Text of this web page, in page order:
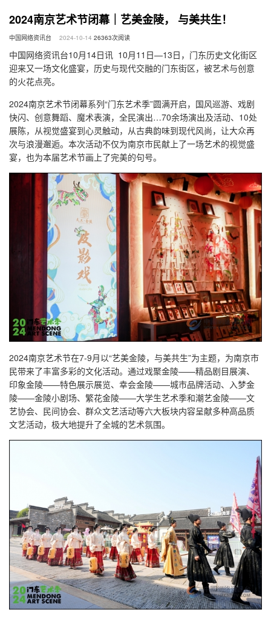
2024南京艺术节闭幕｜艺美金陵， 与美共生！
中国网络资讯台 2024-10-14 26363次阅读
中国网络资讯台10月14日讯 10月11日—13日，门东历史文化街区
迎来又一场文化盛宴，历史与现代交融的门东街区，被艺术与创意
的火花点亮。
2024南京艺术节闭幕系列“门东艺术季”圆满开启，国风巡游、戏剧
快闪、创意舞蹈、魔术表演，全民演出…70余场演出及活动、10处
展陈，从视觉盛宴到心灵触动，从古典韵味到现代风尚，让大众再
次与浪漫邂逅。本次活动不仅为南京市民献上了一场艺术的视觉盛
宴，也为本届艺术节画上了完美的句号。
2024南京艺术节在7-9月以“艺美金陵，与美共生”为主题，为南京市
民带来了丰富多彩的文化活动。通过戏聚金陵——精品剧目展演、
印象金陵——特色展示展览、幸会金陵——城市品牌活动、入梦金
陵——金陵小剧场、繁花金陵——大学生艺术季和潮艺金陵——文
艺协会、民间协会、群众文艺活动等六大板块内容呈献多种高品质
文艺活动，极大地提升了全城的艺术氛围。